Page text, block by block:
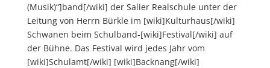
(Musik)“]band[/wiki] der Salier Realschule unter der
Leitung von Herrn Bürkle im [wiki]Kulturhaus[/wiki]
Schwanen beim Schulband-[wiki]Festival[/wiki] auf
der Bühne. Das Festival wird jedes Jahr vom
[wiki]Schulamt[/wiki] [wiki]Backnang[/wiki]